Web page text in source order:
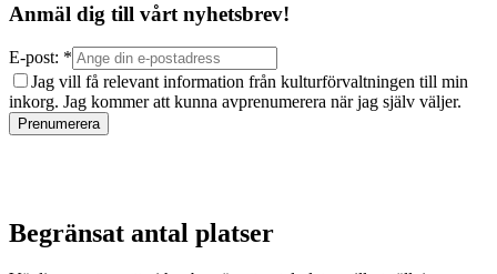
Anmäl dig till vårt nyhetsbrev!
E-post: *
Jag vill få relevant information från kulturförvaltningen till min
inkorg. Jag kommer att kunna avprenumerera när jag själv väljer.
Prenumerera
Begränsat antal platser